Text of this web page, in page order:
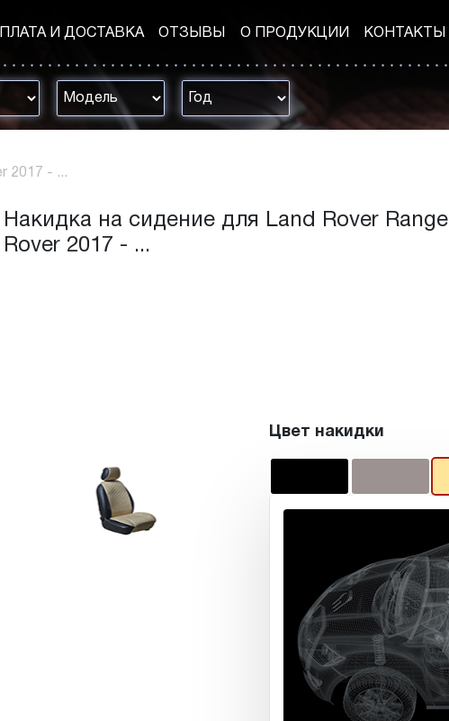
И ДОСТАВКА ОТЗЫВЫ О ПРОДУКЦИИ КОНТАКТЫ
2017 - ...
Накидка на сидение для Land Rover Range
Rover 2017 - ...
Цвет накидки